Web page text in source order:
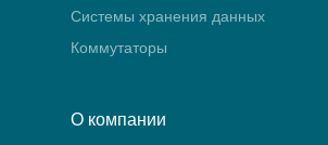
Системы хранения данных
Коммутаторы
О компании